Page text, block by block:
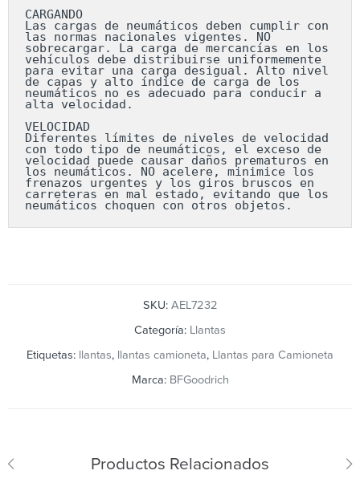
CARGANDO
Las cargas de neumáticos deben cumplir con
las normas nacionales vigentes. NO
sobrecargar. La carga de mercancías en los
vehículos debe distribuirse uniformemente
para evitar una carga desigual. Alto nivel
de capas y alto índice de carga de los
neumáticos no es adecuado para conducir a
alta velocidad.
VELOCIDAD
Diferentes límites de niveles de velocidad
con todo tipo de neumáticos, el exceso de
velocidad puede causar daños prematuros en
los neumáticos. NO acelere, minimice los
frenazos urgentes y los giros bruscos en
carreteras en mal estado, evitando que los
neumáticos choquen con otros objetos.
SKU: AEL7232
Categoría: Llantas
Etiquetas: llantas, llantas camioneta, Llantas para Camioneta
Marca: BFGoodrich
Productos Relacionados